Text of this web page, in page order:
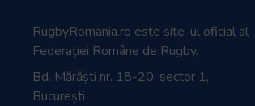
RugbyRomania.ro este site-ul oficial al
Federației Române de Rugby.
Bd. Mărăști nr. 18-20, sector 1,
București